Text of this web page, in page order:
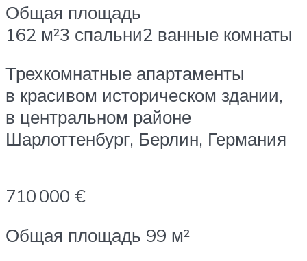
Общая площадь
162 м²3 спальни2 ванные комнаты
Трехкомнатные апартаменты
в красивом историческом здании,
в центральном районе
Шарлоттенбург, Берлин, Германия
710 000 €
Общая площадь 99 м²